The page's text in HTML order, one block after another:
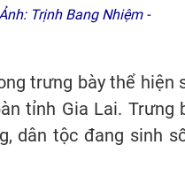
Trịnh Bang Nhiệm -
trưng bày thể hiện
tỉnh Gia Lai. Trưng
dân tộc đang sinh